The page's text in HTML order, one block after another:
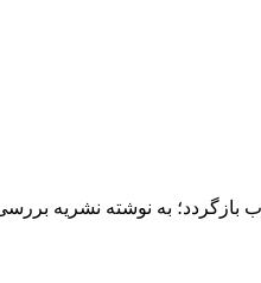
به نوشته نشریه بررسی